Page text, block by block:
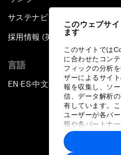
このウェブサ
ます
このサイトでは
に合わせたコン
フィックの分析
ザーによるサイ
報を収集し、ソ
信、データ解析
有しています。
ユーザーが各パ
報や各パートナ
に収集された情
トナーによって
す。
サステナビリティへの取り組み
採用情報 (英語のみ)
言語
EN ▪ES▪中文▪ 日本語
プライバシーポリ